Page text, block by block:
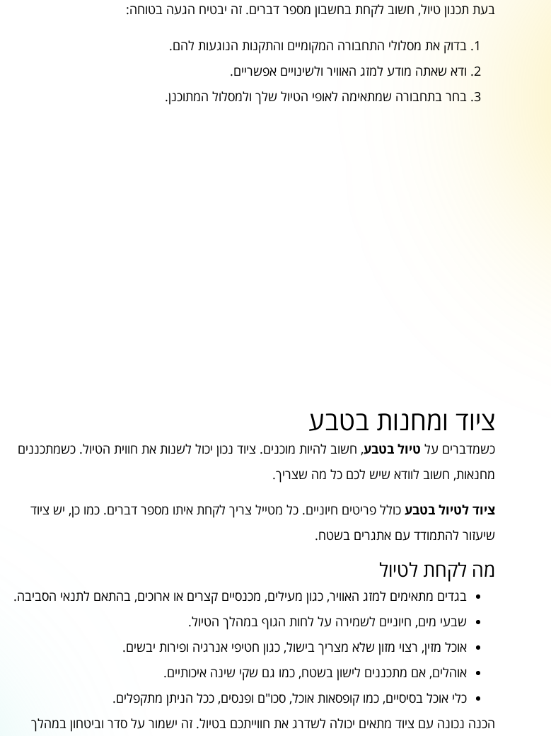
בעת תכנון טיול, חשוב לקחת בחשבון מספר דברים. זה יבטיח הגעה בטוחה:
בדוק את מסלולי התחבורה המקומיים והתקנות הנוגעות להם.
ודא שאתה מודע למזג האוויר ולשינויים אפשריים.
בחר בתחבורה שמתאימה לאופי הטיול שלך ולמסלול המתוכנן.
ציוד ומחנות בטבע
כשמדברים על טיול בטבע, חשוב להיות מוכנים. ציוד נכון יכול לשנות את חווית הטיול. כשמתכננים
מחנאות, חשוב לוודא שיש לכם כל מה שצריך.
ציוד לטיול בטבעכולל פריטים חיוניים. כל מטייל צריך לקחת איתו מספר דברים. כמו כן, יש ציוד
שיעזור להתמודד עם אתגרים בשטח.
מה לקחת לטיול
בגדים מתאימים למזג האוויר, כגון מעילים, מכנסיים קצרים או ארוכים, בהתאם לתנאי הסביבה.
שבעי מים, חיוניים לשמירה על לחות הגוף במהלך הטיול.
אוכל מזין, רצוי מזון שלא מצריך בישול, כגון חטיפי אנרגיה ופירות יבשים.
אוהלים, אם מתכננים לישון בשטח, כמו גם שקי שינה איכותיים.
כלי אוכל בסיסיים, כמו קופסאות אוכל, סכו"ם ופנסים, ככל הניתן מתקפלים.
הכנה נכונה עם ציוד מתאים יכולה לשדרג את חווייתכם בטיול. זה ישמור על סדר וביטחון במהלך